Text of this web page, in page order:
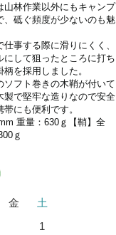
山林作業以外にもキャンプ
、砥ぐ頻度が少ないのも魅
事する際に滑りにくく、
して狙ったところに打ち
を採用しました。
フト巻きの木鞘が付いて
製で堅牢な造りなので安全
にも便利です。
重量：630ｇ【鞘】全
ｇ
金
土
1